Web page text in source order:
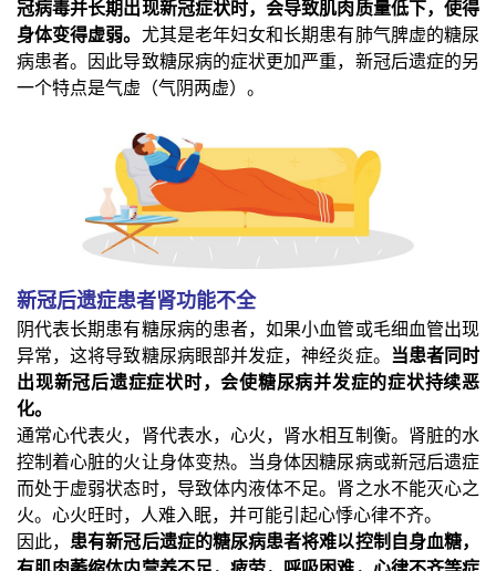
冠病毒并长期出现新冠症状时，会导致肌肉质量低下，使得
身体变得虚弱。 尤其是老年妇女和长期患有肺气脾虚的糖尿
病患者。因此导致糖尿病的症状更加严重，新冠后遗症的另
一个特点是气虚（气阴两虚）。
新冠后遗症患者肾功能不全
阴代表长期患有糖尿病的患者，如果小血管或毛细血管出现
异常，这将导致糖尿病眼部并发症，神经炎症。 当患者同时
出现新冠后遗症症状时，会使糖尿病并发症的症状持续恶
化。
通常心代表火，肾代表水，心火，肾水相互制衡。肾脏的水
控制着心脏的火让身体变热。当身体因糖尿病或新冠后遗症
而处于虚弱状态时，导致体内液体不足。肾之水不能灭心之
火。心火旺时，人难入眠，并可能引起心悸心律不齐。
因此，患有新冠后遗症的糖尿病患者将难以控制自身血糖，